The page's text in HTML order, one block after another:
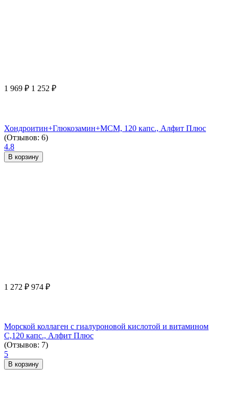
1 969 ₽ 1 252 ₽
Хондроитин+Глюкозамин+МСМ, 120 капс., Алфит Плюс
(Отзывов: 6)
4.8
В корзину
1 272 ₽ 974 ₽
Морской коллаген с гиалуроновой кислотой и витамином
С,120 капс., Алфит Плюс
(Отзывов: 7)
5
В корзину